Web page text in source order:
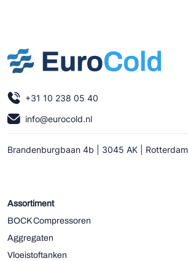
+31 10 238 05 40
info@eurocold.nl
Brandenburgbaan 4b | 3045 AK | Rotterdam
Assortiment
BOCK Compressoren
Aggregaten
Vloeistoftanken